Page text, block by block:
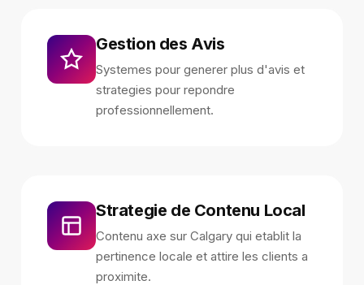
Gestion des Avis
Systemes pour generer plus d'avis et
strategies pour repondre
professionnellement.
Strategie de Contenu Local
Contenu axe sur Calgary qui etablit la
pertinence locale et attire les clients a
proximite.